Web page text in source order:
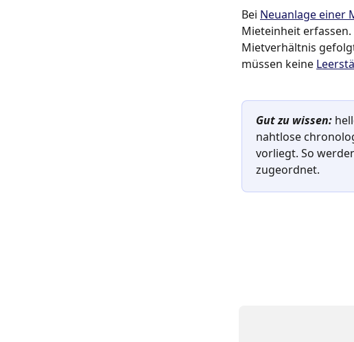
Bei Neuanlage einer
Mieteinheit
Mietverhältnis
müssen keine
Gut zu wissen:
nahtlose
vorliegt. So
zugeordnet.